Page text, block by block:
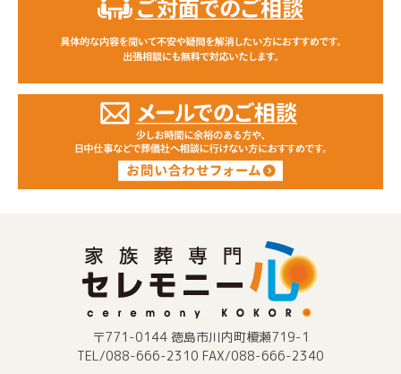
〒771-0144 徳島市川内町榎瀬719-1
TEL/088-666-2310 FAX/088-666-2340